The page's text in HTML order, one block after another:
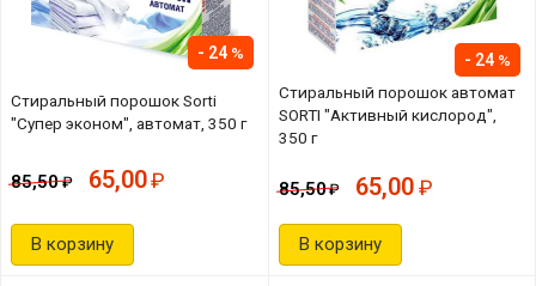
Стиральный порошок Sorti
"Супер эконом", автомат, 350 г
24
85,50 65,00
В корзину
Стиральный порошок автомат
SORTI "Активный кислород",
350 г
24
85,50 65,00
В корзину